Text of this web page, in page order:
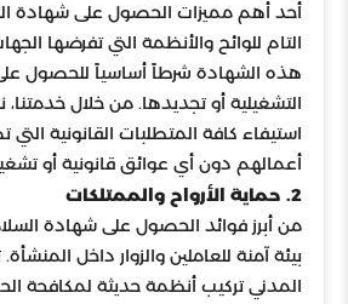
أحد أهم مميزات الحصول على شهادة
التام للوائح والأنظمة التي تفرضها
هذه الشهادة شرطاً أساسياً للحصول
التشغيلية أو تجديدها. من خلال
استيفاء كافة المتطلبات القانونية
أعمالهم دون أي عوائق قانونية أو
2. حماية الأرواح والممتلكات
من أبرز فوائد الحصول على شهادة
بيئة آمنة للعاملين والزوار داخل
المدني تركيب أنظمة حديثة لمكافحة